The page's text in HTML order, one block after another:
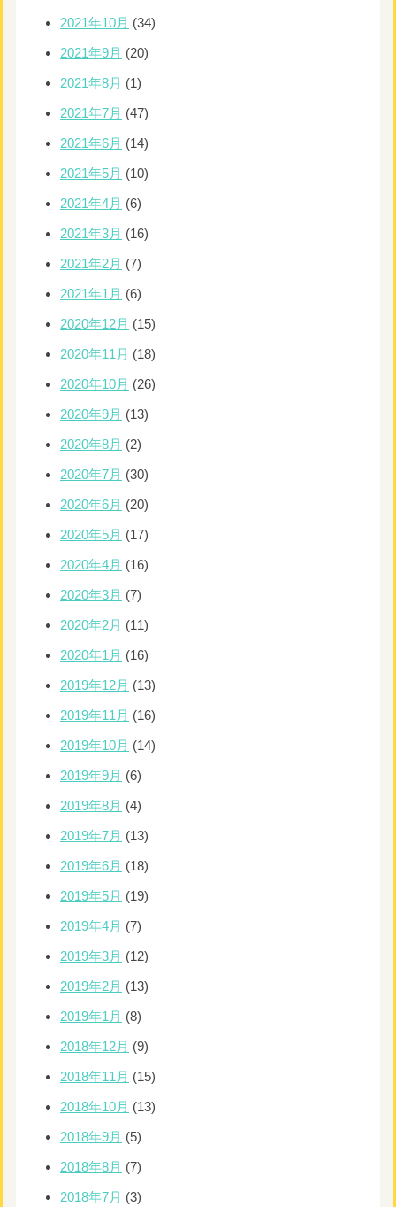
2021年10月 (34)
2021年9月 (20)
2021年8月 (1)
2021年7月 (47)
2021年6月 (14)
2021年5月 (10)
2021年4月 (6)
2021年3月 (16)
2021年2月 (7)
2021年1月 (6)
2020年12月 (15)
2020年11月 (18)
2020年10月 (26)
2020年9月 (13)
2020年8月 (2)
2020年7月 (30)
2020年6月 (20)
2020年5月 (17)
2020年4月 (16)
2020年3月 (7)
2020年2月 (11)
2020年1月 (16)
2019年12月 (13)
2019年11月 (16)
2019年10月 (14)
2019年9月 (6)
2019年8月 (4)
2019年7月 (13)
2019年6月 (18)
2019年5月 (19)
2019年4月 (7)
2019年3月 (12)
2019年2月 (13)
2019年1月 (8)
2018年12月 (9)
2018年11月 (15)
2018年10月 (13)
2018年9月 (5)
2018年8月 (7)
2018年7月 (3)